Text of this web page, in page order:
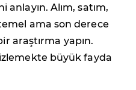
anlayın. Alım, satım,
ama son derece
araştırma yapın.
büyük fayda